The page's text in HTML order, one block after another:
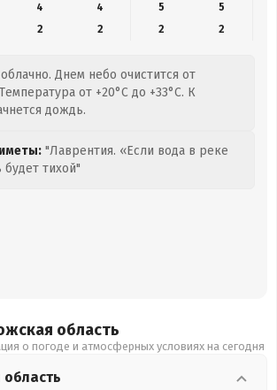
4
4 5
5
2
2 2 2
Днем небо очистится от
от +20°C до +33°C. К
дождь.
"Лаврентия. «Если вода в реке
тихой"
область
о погоде и атмосферных условиях на сегодня
область